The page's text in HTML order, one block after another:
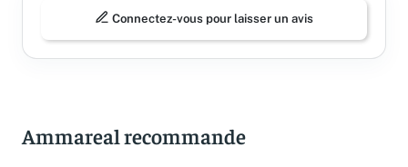
Connectez-vous pour laisser un avis
Ammareal recommande